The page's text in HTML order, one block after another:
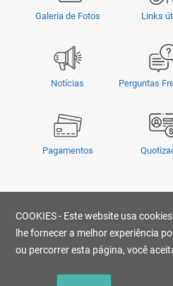
Galeria de Fotos Links
Notícias Perguntas
Pagamentos
© Copyright 2026 - OMSUL | O
transmitido, reescrito ou
Desenvolvido por
COOKIES - Este website usa
lhe fornecer a melhor experiência
ou percorrer esta página, você